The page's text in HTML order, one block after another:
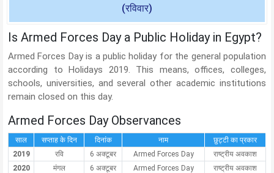
(रविवार)
Is Armed Forces Day a Public Holiday in Egypt?
Armed Forces Day is a public holiday for the general population
according to Holidays 2019. This means, offices, colleges,
schools, universities, and several other academic institutions
remain closed on this day.
Armed Forces Day Observances
साल सप्ताह के दिन दिनांक नाम
छुट्टी का प्रकार
2019
रवि 6 अक्टूबर Armed Forces Day
राष्ट्रीय अवकाश
2020
मंगल 6 अक्टूबर Armed Forces Day
राष्ट्रीय अवकाश